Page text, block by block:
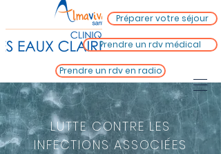
Préparer votre séjour
Prendre un rdv médical
Prendre un rdv en radio
LUTTE CONTRE LES
INFECTIONS ASSOCIÉES